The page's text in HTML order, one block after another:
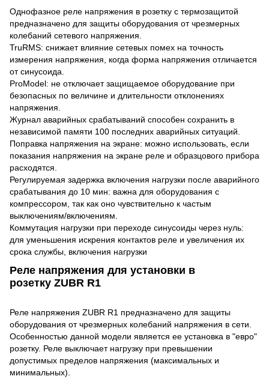
Однофазное реле напряжения в розетку с термозащитой
предназначено для защиты оборудования от чрезмерных
колебаний сетевого напряжения.
TruRMS: снижает влияние сетевых помех на точность
измерения напряжения, когда форма напряжения отличается
от синусоида.
ProModel: не отключает защищаемое оборудование при
безопасных по величине и длительности отклонениях
напряжения.
Журнал аварийных срабатываний способен сохранить в
независимой памяти 100 последних аварийных ситуаций.
Поправка напряжения на экране: можно использовать, если
показания напряжения на экране реле и образцового прибора
расходятся.
Регулируемая задержка включения нагрузки после аварийного
срабатывания до 10 мин: важна для оборудования с
компрессором, так как оно чувствительно к частым
выключениям/включениям.
Коммутация нагрузки при переходе синусоиды через нуль:
для уменьшения искрения контактов реле и увеличения их
срока службы, включения нагрузки
Реле напряжения для установки в
розетку ZUBR R1
Реле напряжения ZUBR R1 предназначено для защиты
оборудования от чрезмерных колебаний напряжения в сети.
Особенностью данной модели является ее установка в "евро"
розетку. Реле выключает нагрузку при превышении
допустимых пределов напряжения (максимальных и
минимальных).